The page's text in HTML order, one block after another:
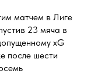
матчем в Лиге
23 мяча в
xG
после шести